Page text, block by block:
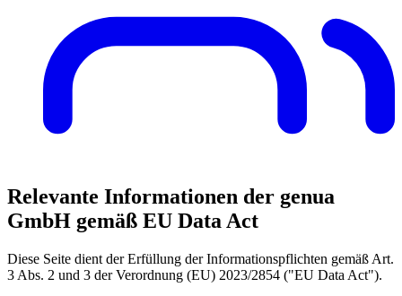
Relevante Informationen der genua
GmbH gemäß EU Data Act
Diese Seite dient der Erfüllung der Informationspflichten gemäß Art.
3 Abs. 2 und 3 der Verordnung (EU) 2023/2854 ("EU Data Act").